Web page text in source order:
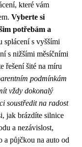
které vám
Vyberte si
potřebám a
splácení s vyššími
s nižšími měsíčními
řešení šité na míru
podmínkám
vždy dokonalý
soustředit na radost
jak brázdíte silnice
a nezávislost,
a půjčkou na auto od